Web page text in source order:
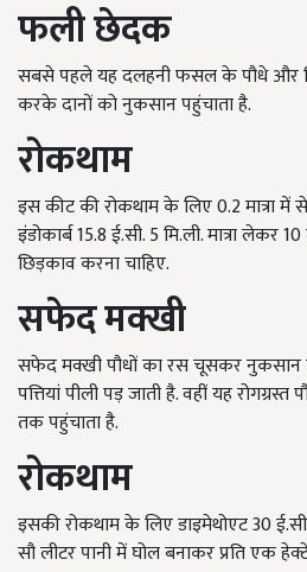
फलीछेदक
सबसे पहले यह दलहनी फसल के पौधे और
करके दानों को नुकसान पहुंचाता है.
रोकथाम
इस कीट की रोकथाम के लिए 0.2 मात्रा में
इंडोकार्ब 15.8 ई.सी. 5 मि.ली. मात्रा लेकर
छिड़काव करना चाहिए.
सफेदमक्खी
सफेद मक्खी पौधों का रस चूसकर नुकसान
पत्तियां पीली पड़ जाती है. वहीं यह
तक पहुंचाता है.
रोकथाम
इसकी रोकथाम के लिए डाइमेथोएट 30
सौ लीटर पानी में घोल बनाकर प्रति एक